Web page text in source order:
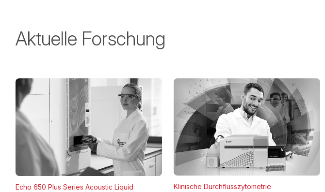
Aktuelle Forschung
Echo 650 Plus Series Acoustic Liquid
Klinische Durchflusszytometrie